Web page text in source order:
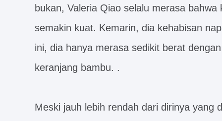
bukan, Valeria Qiao selalu merasa
semakin kuat. Kemarin, dia kehabisan
ini, dia hanya merasa sedikit berat
keranjang bambu. .
Meski jauh lebih rendah dari dirinya yang